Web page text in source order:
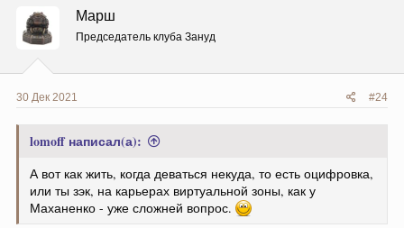
Марш
Председатель клуба Зануд
30 Дек 2021 #24
lomoff написал(а):
А вот как жить, когда деваться некуда, то есть оцифровка,
или ты зэк, на карьерах виртуальной зоны, как у
Маханенко - уже сложней вопрос.